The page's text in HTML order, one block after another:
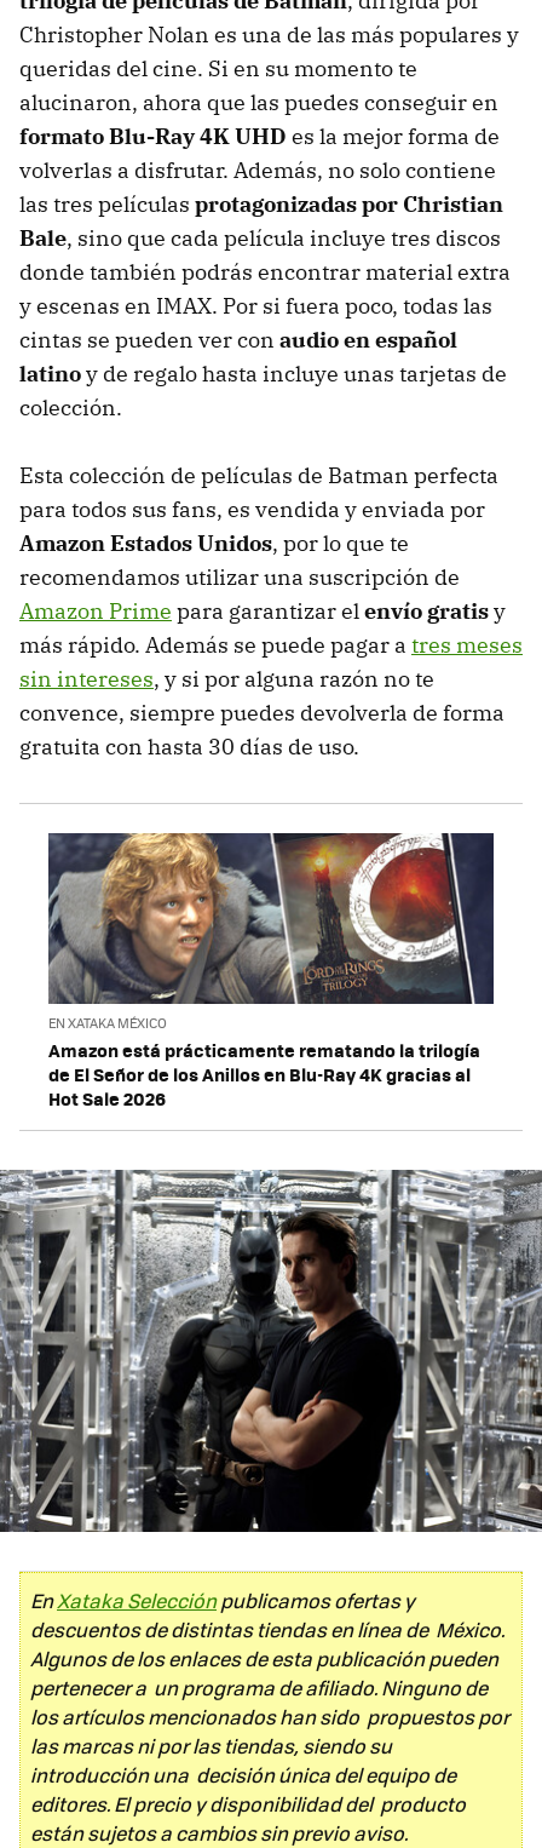
Christopher Nolan es una de las más populares y
queridas del cine. Si en su momento te
alucinaron, ahora que las puedes conseguir en
formato Blu-Ray 4K UHD es la mejor forma de
volverlas a disfrutar. Además, no solo contiene
las tres películas protagonizadas por Christian
Bale, sino que cada película incluye tres discos
donde también podrás encontrar material extra
y escenas en IMAX. Por si fuera poco, todas las
cintas se pueden ver con audio en español
latinoy de regalo hasta incluye unas tarjetas de
colección.
Esta colección de películas de Batman perfecta
para todos sus fans, es vendida y enviada por
Amazon Estados Unidos, por lo que te
recomendamos utilizar una suscripción de
Amazon Prime para garantizar elenvío gratisy
más rápido. Además se puede pagar a tres meses
sin intereses, y si por alguna razón no te
convence, siempre puedes devolverla de forma
gratuita con hasta 30 días de uso.
EN XATAKA MÉXICO
Amazon está prácticamente rematando la trilogía
de El Señor de los Anillos en Blu-Ray 4K gracias al
Hot Sale 2026
EnXataka Selecciónpublicamos ofertas y
descuentos de distintas tiendas en línea de México.
Algunos de los enlaces de esta publicación pueden
pertenecer a un programa de afiliado. Ninguno de
los artículos mencionados han sido propuestos por
las marcas ni por las tiendas, siendo su
introducción una decisión única del equipo de
editores. El precio y disponibilidad del producto
están sujetos a cambios sin previo aviso.